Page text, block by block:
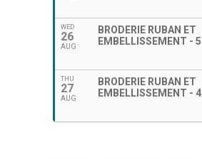
WED
26
AUG
BRODERIE RUBAN ET
EMBELLISSEMENT - 5
THU
27
AUG
BRODERIE RUBAN ET
EMBELLISSEMENT - 4